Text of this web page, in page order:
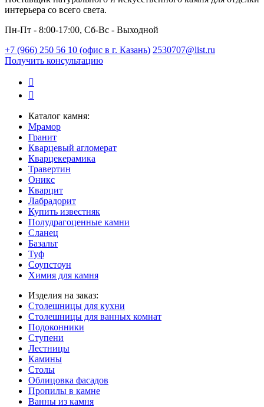
интерьера со всего света.
Пн-Пт - 8:00-17:00, Сб-Вс - Выходной
+7 (966) 250 56 10 (офис в г. Казань) 2530707@list.ru
Получить консультацию
Каталог камня:
Мрамор
Гранит
Кварцевый агломерат
Кварцекерамика
Травертин
Оникс
Кварцит
Лабрадорит
Купить известняк
Полудрагоценные камни
Сланец
Базальт
Туф
Соупстоун
Химия для камня
Изделия на заказ:
Столешницы для кухни
Столешницы для ванных комнат
Подоконники
Ступени
Лестницы
Камины
Столы
Облицовка фасадов
Пропилы в камне
Ванны из камня